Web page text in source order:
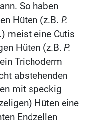
So haben
Hüten (z.B. P.
meist eine Cutis
Hüten (z.B. P.
Trichoderm
abstehenden
mit speckig
Hüten eine
Endzellen